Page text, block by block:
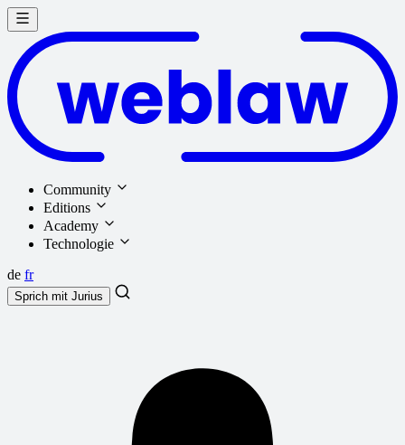
Community
Editions
Academy
Technologie
de fr
Sprich mit Jurius